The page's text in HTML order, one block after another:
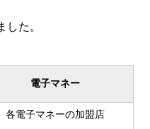
した。
電子マネー
各電子マネーの加盟店